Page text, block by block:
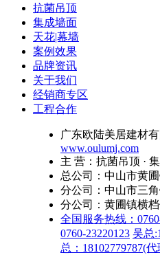
抗菌吊顶
集成墙面
天花|幕墙
案例效果
品牌资讯
关于我们
经销商专区
工程合作
广东欧陆美居建材
www.oulumj.com
主 营：抗菌吊顶 ·
总公司：中山市黄
分公司：中山市三
分公司：黄圃镇横
全国服务热线：
0760-23220123 吴总
总：18102779787(代